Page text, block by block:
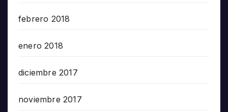
febrero 2018
enero 2018
diciembre 2017
noviembre 2017